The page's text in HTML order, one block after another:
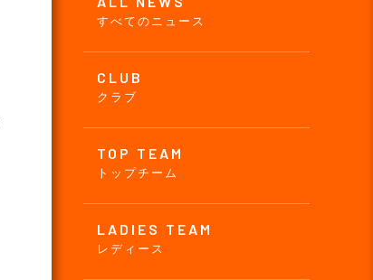
すべてのニュース
CLUB
クラブ
TOP TEAM
トップチーム
LADIES TEAM
レディース